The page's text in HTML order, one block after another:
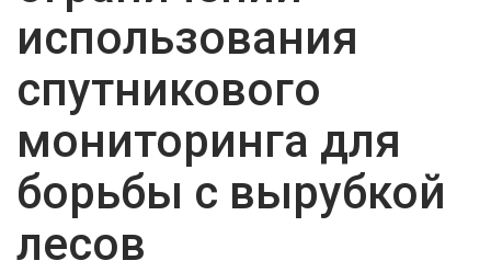
использования
спутникового
мониторинга для
борьбы с вырубкой
лесов